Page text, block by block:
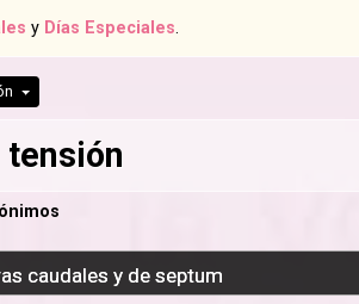
y Días Especiales.
tensión
caudales y de septum